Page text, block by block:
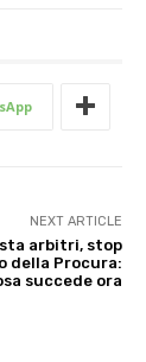
NEXT ARTICLE
arbitri, stop
della Procura:
succede ora